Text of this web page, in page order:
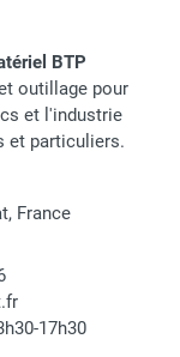
BTP
outillage pour
et l'industrie
et particuliers.
France
17h30